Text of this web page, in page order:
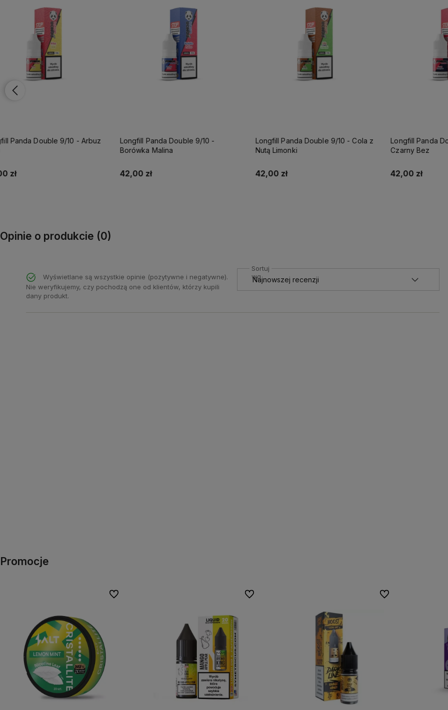
Longfill Panda Double 9/10 -
42,00 zł
Longfill Panda Double 9/10 - Cola z
Nutą Limonki
42,00 zł
Longfill Panda Double 9/10 - Granat
Czarny Bez
42,00 zł
Longfill
Nutą Maliny
42,00 zł
Opinie o produkcie (0)
Wyświetlane są wszystkie opinie (pozytywne i negatywne).
Nie weryfikujemy, czy pochodzą one od klientów, którzy kupili
dany produkt.
Sortuj
wg
Promocje
Do ulubionych Do ulubionych Do ulubionych